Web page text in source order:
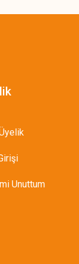
Unuttum